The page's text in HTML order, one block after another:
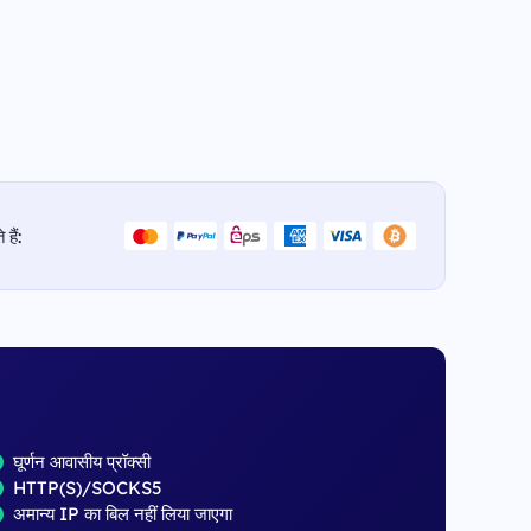
हैं:
घूर्णन आवासीय प्रॉक्सी
HTTP(S)/SOCKS5
अमान्य IP का बिल नहीं लिया जाएगा